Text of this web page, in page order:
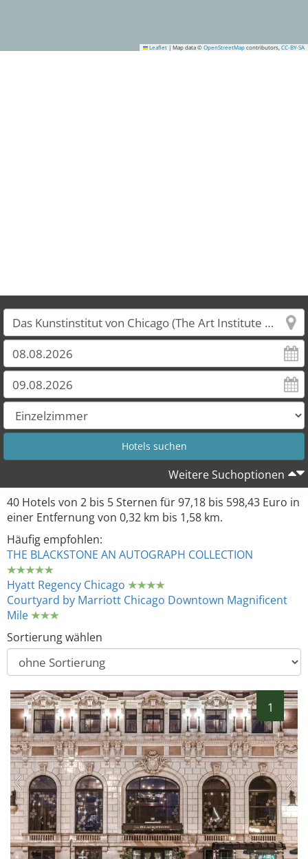
Leaflet | Map data © OpenStreetMap contributors, CC-BY-SA
Weitere Suchoptionen
40 Hotels von 2 bis 5 Sternen für 97,18 bis 598,43 Euro in
einer Entfernung von 0,32 km bis 1,58 km.
Häufig empfohlen:
THE BLACKSTONE AN AUTOGRAPH COLLECTION
Hyatt Regency Chicago
Courtyard by Marriott Chicago Downtown Magnificent
Mile
Sortierung wählen
1